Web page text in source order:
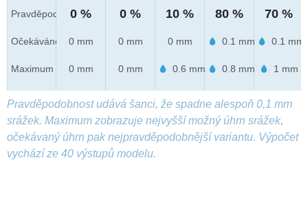
Pravděpod.
Očekáváno
Maximum
0 %
0 mm
0 mm
0 %
0 mm
0 mm
10 %
0 mm
0.6 mm
80 %
0.1 mm
0.8 mm
70 %
0.1 mm
1 mm
Pravděpodobnost udává šanci, že spadne alespoň 0,1 mm
srážek. Maximum zobrazuje nejvyšší možný úhrn srážek,
očekávaný úhrn pak nejpravděpodobnější variantu. Výpočet
vychází ze 40 výstupů modelu.